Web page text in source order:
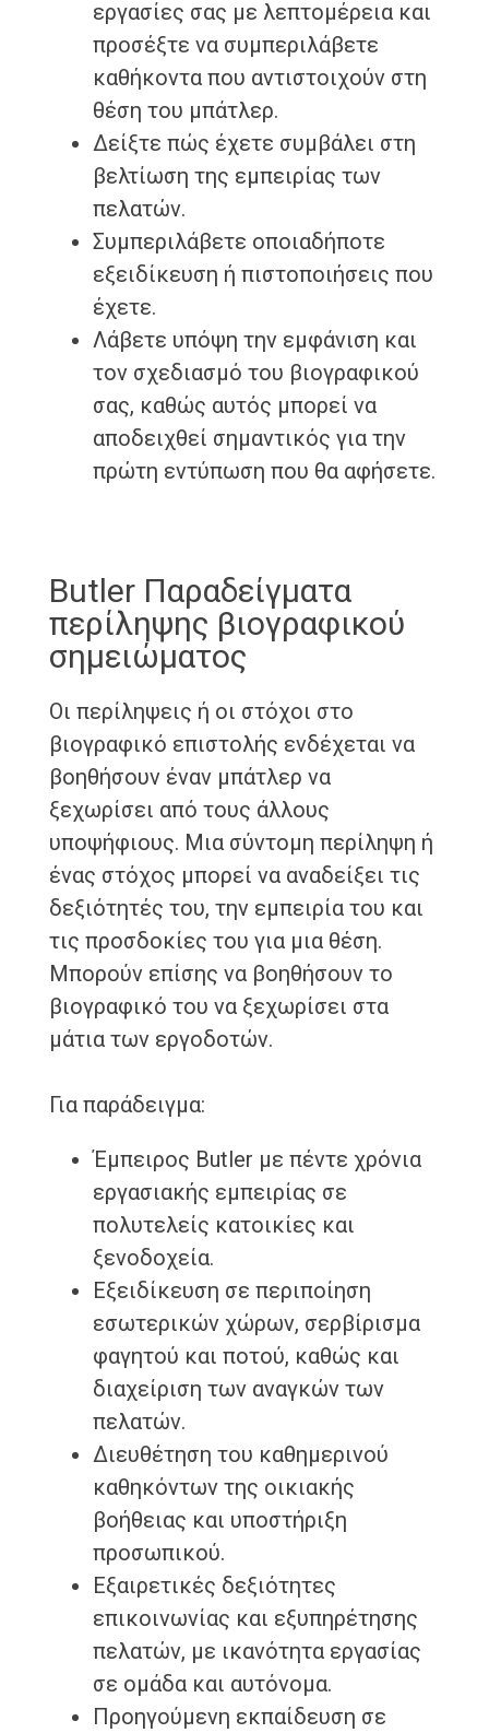
εργασίες σας με λεπτομέρεια και
προσέξτε να συμπεριλάβετε
καθήκοντα που αντιστοιχούν στη
θέση του μπάτλερ.
Δείξτε πώς έχετε συμβάλει στη
βελτίωση της εμπειρίας των
πελατών.
Συμπεριλάβετε οποιαδήποτε
εξειδίκευση ή πιστοποιήσεις που
έχετε.
Λάβετε υπόψη την εμφάνιση και
τον σχεδιασμό του βιογραφικού
σας, καθώς αυτός μπορεί να
αποδειχθεί σημαντικός για την
πρώτη εντύπωση που θα αφήσετε.
Butler Παραδείγματα
περίληψης βιογραφικού
σημειώματος
Οι περίληψεις ή οι στόχοι στο
βιογραφικό επιστολής ενδέχεται να
βοηθήσουν έναν μπάτλερ να
ξεχωρίσει από τους άλλους
υποψήφιους. Μια σύντομη περίληψη ή
ένας στόχος μπορεί να αναδείξει τις
δεξιότητές του, την εμπειρία του και
τις προσδοκίες του για μια θέση.
Μπορούν επίσης να βοηθήσουν το
βιογραφικό του να ξεχωρίσει στα
μάτια των εργοδοτών.
Για παράδειγμα:
Έμπειρος Butler με πέντε χρόνια
εργασιακής εμπειρίας σε
πολυτελείς κατοικίες και
ξενοδοχεία.
Εξειδίκευση σε περιποίηση
εσωτερικών χώρων, σερβίρισμα
φαγητού και ποτού, καθώς και
διαχείριση των αναγκών των
πελατών.
Διευθέτηση του καθημερινού
καθηκόντων της οικιακής
βοήθειας και υποστήριξη
προσωπικού.
Εξαιρετικές δεξιότητες
επικοινωνίας και εξυπηρέτησης
πελατών, με ικανότητα εργασίας
σε ομάδα και αυτόνομα.
Προηγούμενη εκπαίδευση σε